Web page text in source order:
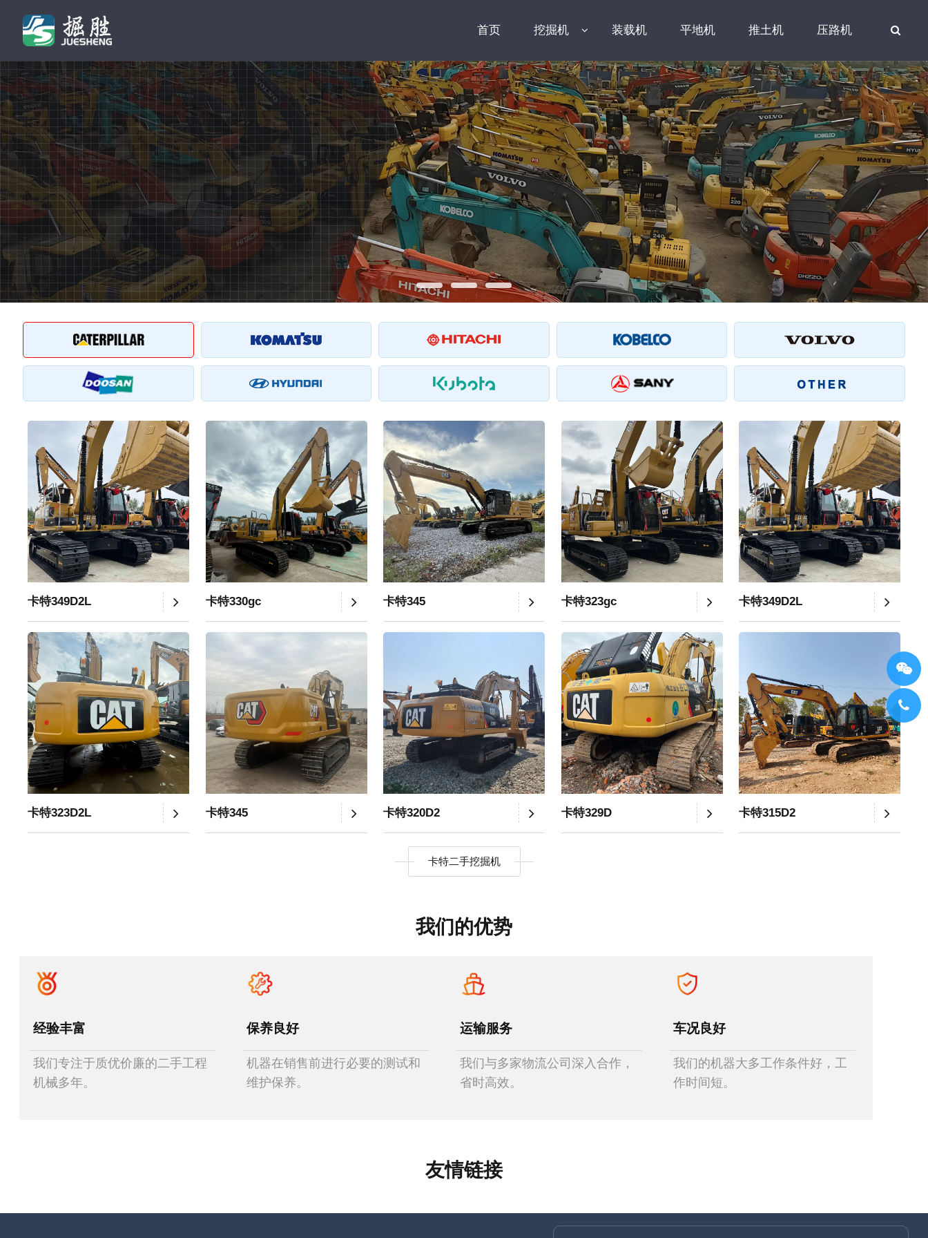
首页 挖掘机 装载机 平地机 推土机 压路机
卡特349D2L 卡特330gc 卡特345 卡特323gc 卡特349D2L
卡特323D2L 卡特345 卡特320D2 卡特329D 卡特315D2
卡特二手挖掘机
我们的优势
经验丰富
我们专注于质优价廉的二手工程
机械多年。
保养良好
机器在销售前进行必要的测试和
维护保养。
运输服务
我们与多家物流公司深入合作，
省时高效。
车况良好
我们的机器大多工作条件好，工
作时间短。
友情链接